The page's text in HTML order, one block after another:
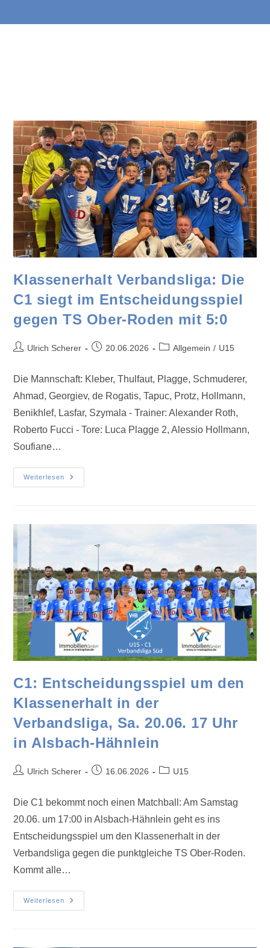
Klassenerhalt Verbandsliga: Die
C1 siegt im Entscheidungsspiel
gegen TS Ober-Roden mit 5:0
Ulrich Scherer 20.06.2026 Allgemein / U15
Die Mannschaft: Kleber, Thulfaut, Plagge, Schmuderer,
Ahmad, Georgiev, de Rogatis, Tapuc, Protz, Hollmann,
Benikhlef, Lasfar, Szymala - Trainer: Alexander Roth,
Roberto Fucci - Tore: Luca Plagge 2, Alessio Hollmann,
Soufiane…
Weiterlesen
C1: Entscheidungsspiel um den
Klassenerhalt in der
Verbandsliga, Sa. 20.06. 17 Uhr
in Alsbach-Hähnlein
Ulrich Scherer 16.06.2026 U15
Die C1 bekommt noch einen Matchball: Am Samstag
20.06. um 17:00 in Alsbach-Hähnlein geht es ins
Entscheidungsspiel um den Klassenerhalt in der
Verbandsliga gegen die punktgleiche TS Ober-Roden.
Kommt alle…
Weiterlesen